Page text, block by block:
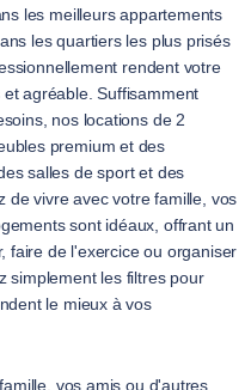
les meilleurs appartements
les quartiers les plus prisés
rendent votre
agréable. Suffisamment
nos locations de 2
premium et des
salles de sport et des
de vivre avec votre famille, vos
sont idéaux, offrant un
faire de l'exercice ou organiser
simplement les filtres pour
le mieux à vos
vos amis ou d'autres